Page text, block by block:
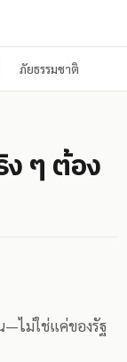
ภัยธรรมชาติ
ๆ ต้อง
—ไม่ใช่แค่ของรัฐ